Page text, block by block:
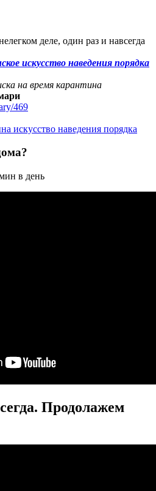
деле, один раз и навсегда
искусство наведения порядка
на время карантина
469
в день
Продолажем